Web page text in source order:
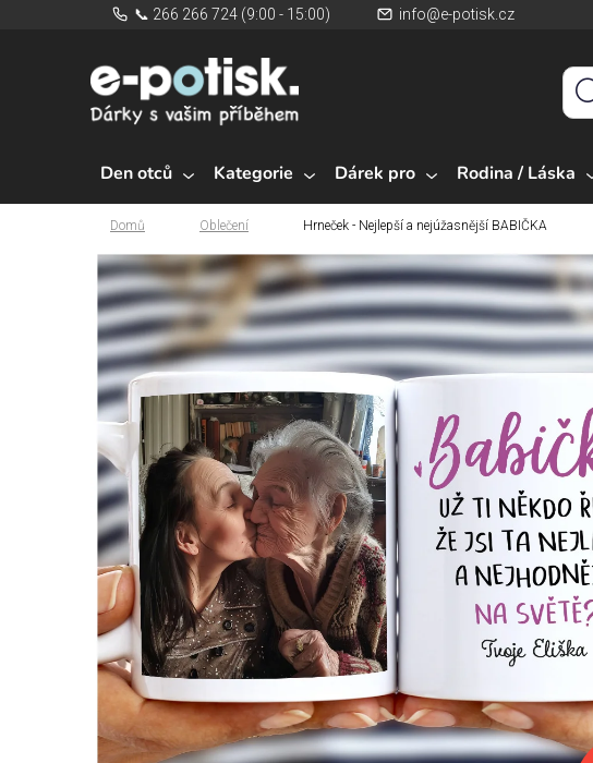
📞 266 266 724 (9:00 - 15:00) info@e-potisk.cz
Den otců Kategorie Dárek pro Rodina / Láska
Domů
Domů Oblečení Hrneček - Nejlepší a nejúžasnější BABIČKA